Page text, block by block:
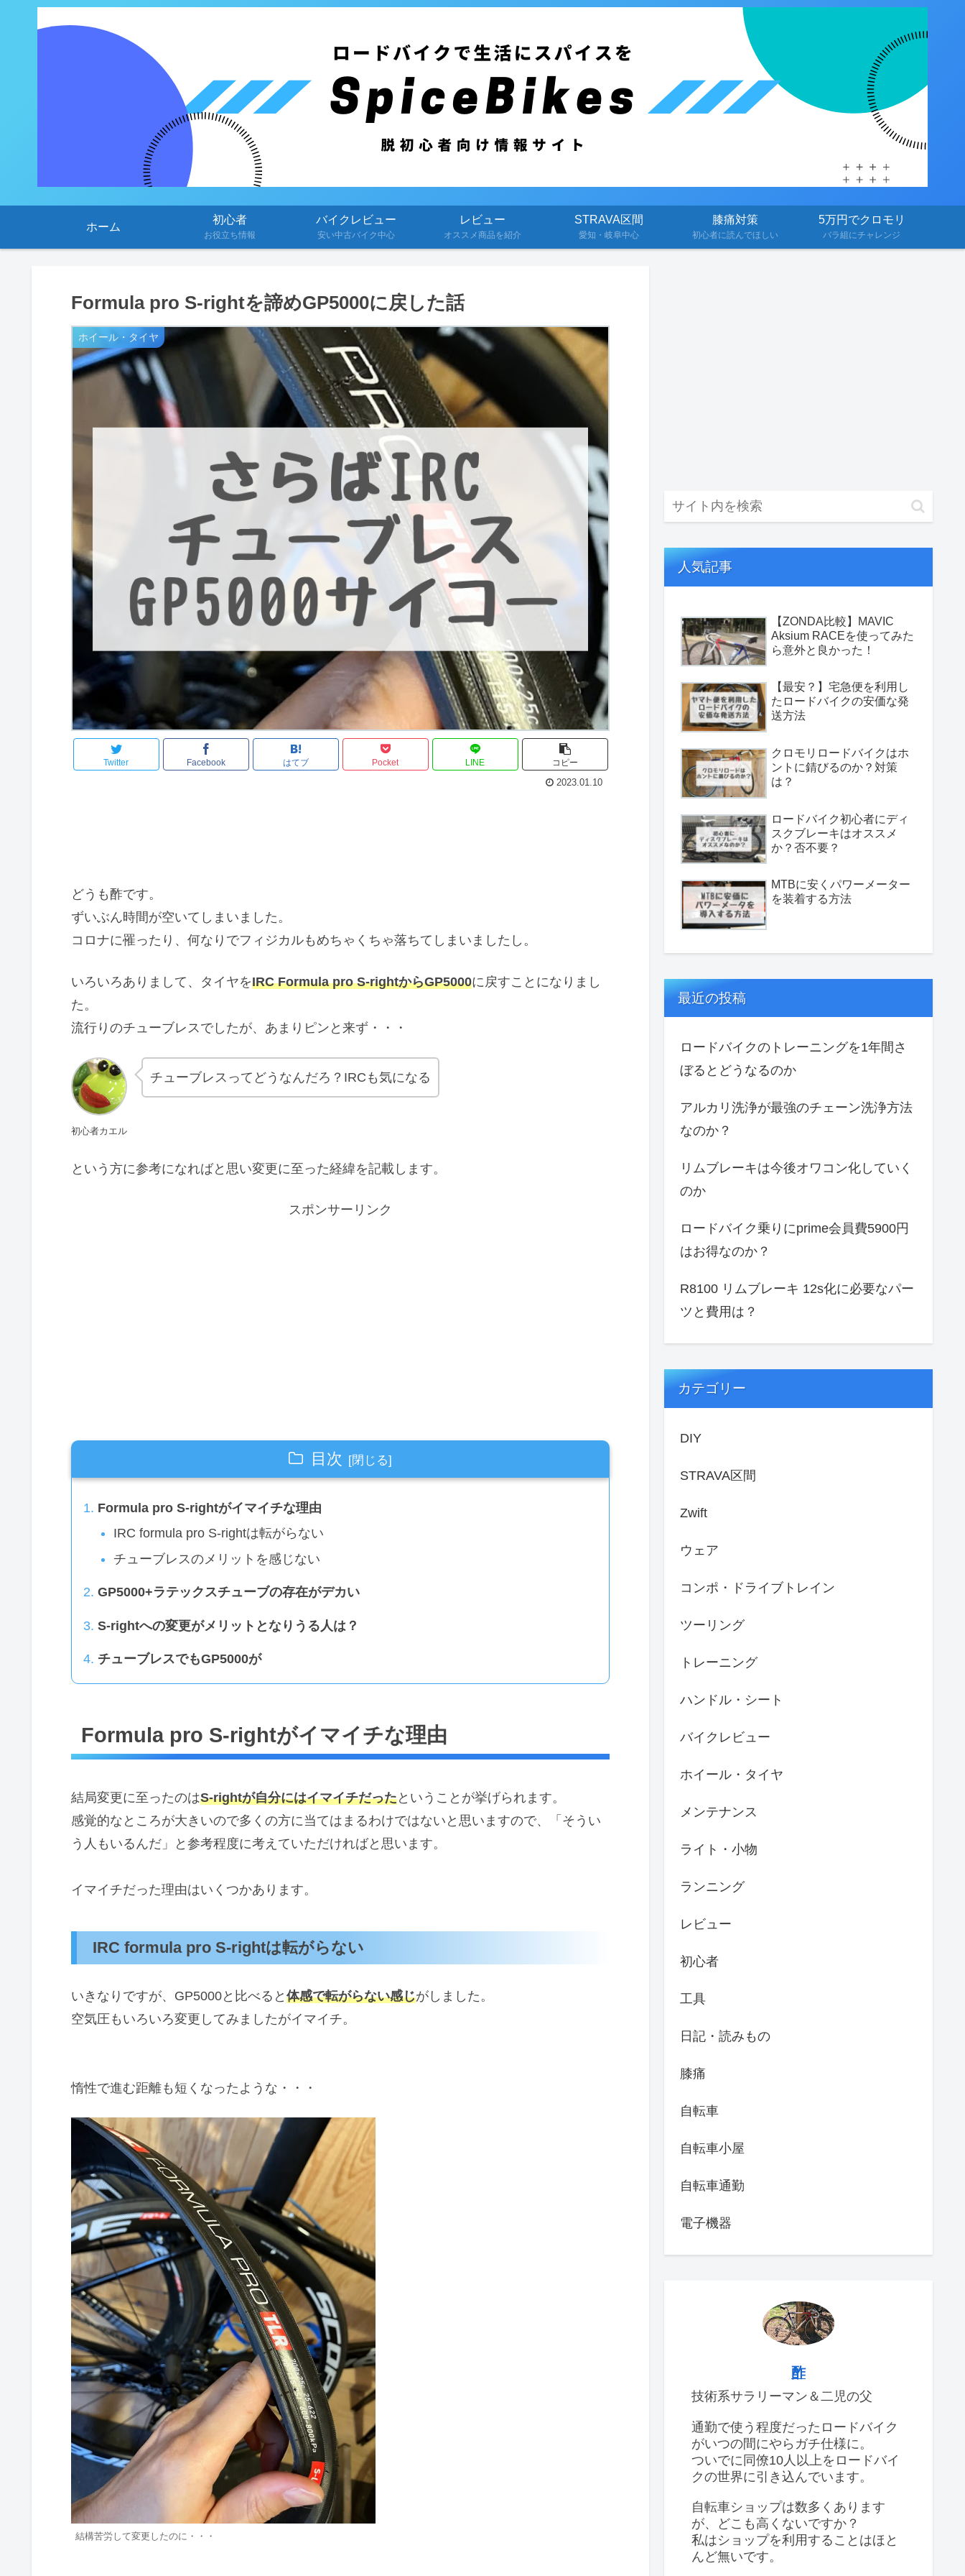
ホーム
初心者
お役立ち情報
バイクレビュー
安い中古バイク中心
レビュー
オススメ商品を紹介
STRAVA区間
愛知・岐阜中心
膝痛対策
初心者に読んでほしい
5万円でクロモリ
バラ組にチャレンジ
Formula pro S-rightを諦めGP5000に戻した話
ホイール・タイヤ
Twitter Facebook はてブ Pocket LINE コピー
2023.01.10
どうも酢です。
ずいぶん時間が空いてしまいました。
コロナに罹ったり、何なりでフィジカルもめちゃくちゃ落ちてしまいましたし。
いろいろありまして、タイヤをIRC Formula pro S-rightからGP5000に戻すことになりまし
た。
流行りのチューブレスでしたが、あまりピンと来ず・・・
初心者カエル
チューブレスってどうなんだろ？IRCも気になる
という方に参考になればと思い変更に至った経緯を記載します。
スポンサーリンク
目次
Formula pro S-rightがイマイチな理由
IRC formula pro S-rightは転がらない
チューブレスのメリットを感じない
GP5000+ラテックスチューブの存在がデカい
S-rightへの変更がメリットとなりうる人は？
チューブレスでもGP5000が
Formula pro S-rightがイマイチな理由
結局変更に至ったのはS-rightが自分にはイマイチだったということが挙げられます。
感覚的なところが大きいので多くの方に当てはまるわけではないと思いますので、「そうい
う人もいるんだ」と参考程度に考えていただければと思います。
イマイチだった理由はいくつかあります。
IRC formula pro S-rightは転がらない
いきなりですが、GP5000と比べると 体感で転がらない感じがしました。
空気圧もいろいろ変更してみましたがイマイチ。
惰性で進む距離も短くなったような・・・
結構苦労して変更したのに・・・
人気記事
【ZONDA比較】MAVIC
Aksium RACEを使ってみた
ら意外と良かった！
【最安？】宅急便を利用し
たロードバイクの安価な発
送方法
クロモリロードバイクはホ
ントに錆びるのか？対策
は？
ロードバイク初心者にディ
スクブレーキはオススメ
か？否不要？
MTBに安くパワーメーター
を装着する方法
最近の投稿
ロードバイクのトレーニングを1年間さ
ぼるとどうなるのか
アルカリ洗浄が最強のチェーン洗浄方法
なのか？
リムブレーキは今後オワコン化していく
のか
ロードバイク乗りにprime会員費5900円
はお得なのか？
R8100 リムブレーキ 12s化に必要なパー
ツと費用は？
カテゴリー
DIY
STRAVA区間
Zwift
ウェア
コンポ・ドライブトレイン
ツーリング
トレーニング
ハンドル・シート
バイクレビュー
ホイール・タイヤ
メンテナンス
ライト・小物
ランニング
レビュー
初心者
工具
日記・読みもの
膝痛
自転車
自転車小屋
自転車通勤
電子機器
酢
技術系サラリーマン＆二児の父
通勤で使う程度だったロードバイク
がいつの間にやらガチ仕様に。
ついでに同僚10人以上をロードバイ
クの世界に引き込んでいます。
自転車ショップは数多くあります
が、どこも高くないですか？
私はショップを利用することはほと
んど無いです。